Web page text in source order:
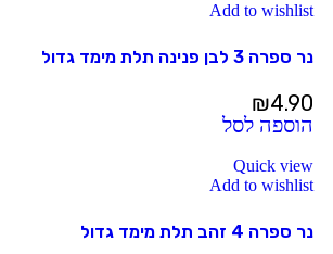
Add to wishlist
נר ספרה 3 לבן פנינה תלת מימד גדול
₪4.90
הוספה לסל
Quick view
Add to wishlist
נר ספרה 4 זהב תלת מימד גדול